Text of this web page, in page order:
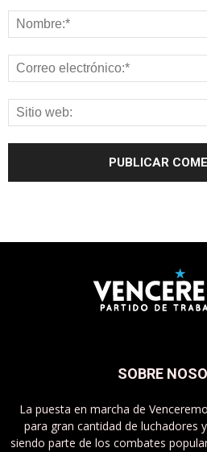
SOBRE
La puesta en marcha de
para gran cantidad de luchadores
siendo parte de los combates